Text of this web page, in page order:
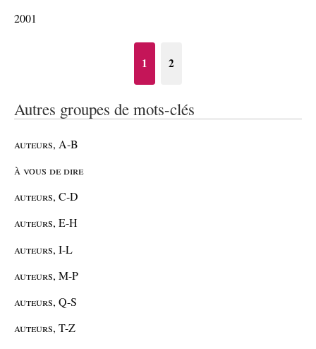
2001
1 2
Autres groupes de mots-clés
auteurs, A-B
à vous de dire
auteurs, C-D
auteurs, E-H
auteurs, I-L
auteurs, M-P
auteurs, Q-S
auteurs, T-Z